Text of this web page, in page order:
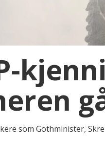
som Gothminister,